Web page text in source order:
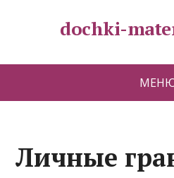
dochki-
Личные